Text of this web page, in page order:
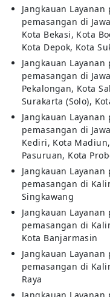
Jangkauan
pemasangan di
Kota Bekasi, Kota
Kota Depok, Kota
Jangkauan
pemasangan di
Pekalongan, Kota
Surakarta (Solo),
Jangkauan
pemasangan di
Kediri, Kota
Pasuruan, Kota
Jangkauan
pemasangan di
Singkawang
Jangkauan
pemasangan di
Kota Banjarmasin
Jangkauan
pemasangan di
Raya